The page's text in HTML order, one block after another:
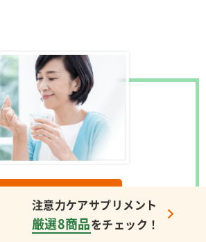
力が気になる方に！
性表示食品として
注意力ケアサプリメント
厳選8商品をチェック！